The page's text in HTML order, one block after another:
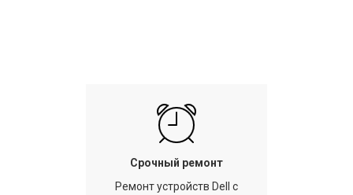
Срочный ремонт
Ремонт устройств Dell с